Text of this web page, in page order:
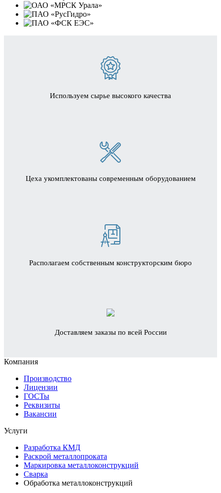
Используем сырье высокого качества
Цеха укомплектованы современным оборудованием
Располагаем собственным конструкторским бюро
Доставляем заказы по всей России
Компания
Производство
Лицензии
ГОСТы
Реквизиты
Вакансии
Услуги
Разработка КМД
Раскрой металлопроката
Маркировка металлоконструкций
Сварка
Обработка металлоконструкций